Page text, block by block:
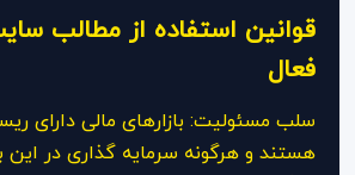
قوانین استفاده از مطالب
فعال
سلب مسئولیت: بازارهای مالی دارای
هستند و هرگونه سرمایه گذاری در این